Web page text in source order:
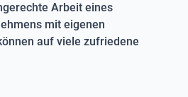
Arbeit eines
mit eigenen
auf viele zufriedene